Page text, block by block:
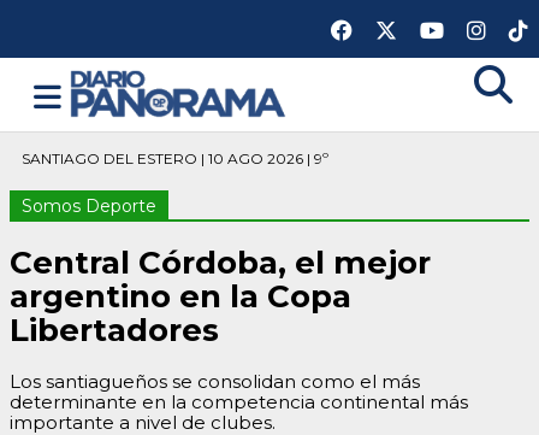
SANTIAGO DEL ESTERO | 10 AGO 2026 | 9º
Somos Deporte
Central Córdoba, el mejor
argentino en la Copa
Libertadores
Los santiagueños se consolidan como el más
determinante en la competencia continental más
importante a nivel de clubes.